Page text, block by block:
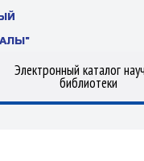
Электронный каталог
библиотеки